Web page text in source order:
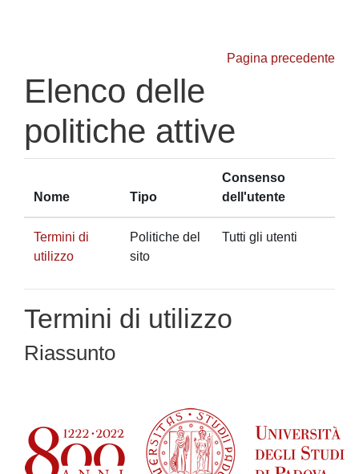
Pagina precedente
Elenco delle
politiche attive
Nome Tipo
Consenso
dell'utente
Termini di
utilizzo
Politiche del
sito
Tutti gli utenti
Termini di utilizzo
Riassunto